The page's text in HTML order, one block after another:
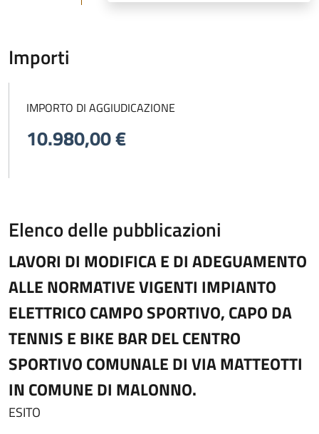
Importi
IMPORTO DI AGGIUDICAZIONE
10.980,00 €
Elenco delle pubblicazioni
LAVORI DI MODIFICA E DI ADEGUAMENTO
ALLE NORMATIVE VIGENTI IMPIANTO
ELETTRICO CAMPO SPORTIVO, CAPO DA
TENNIS E BIKE BAR DEL CENTRO
SPORTIVO COMUNALE DI VIA MATTEOTTI
IN COMUNE DI MALONNO.
ESITO